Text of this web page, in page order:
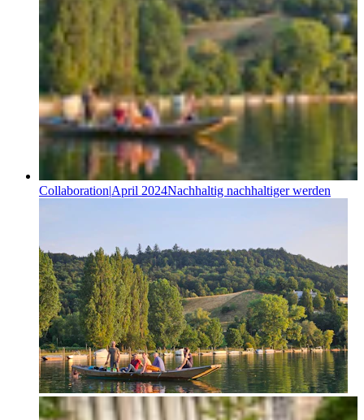
Collaboration|April 2024Nachhaltig nachhaltiger werden